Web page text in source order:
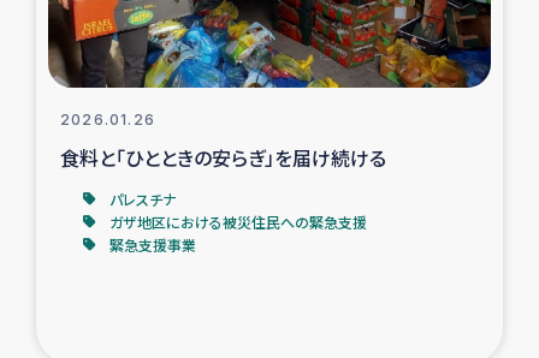
復興支援事業
民際教育事業
2026.01.26
食料と「ひとときの安らぎ」を届け続ける
パレスチナ
ガザ地区における被災住民への緊急支援
緊急支援事業